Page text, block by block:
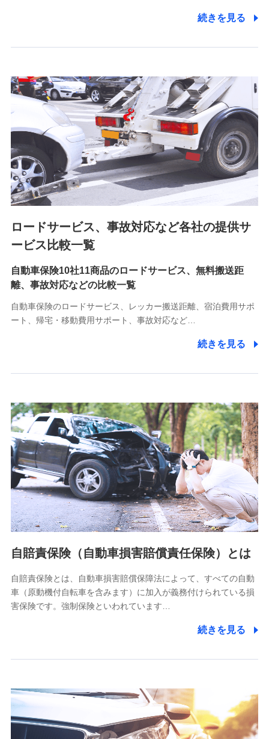
7.社員（従業者）の個人情報
人事･勤怠･健康・労務等の管理、給与支給、福利厚生・採用
退職関連処理等の各種手続きのため、当社と従業員または従
業員同士の連絡のため
8.取引先個人情報
取引先としての選定業務、営業情報の提供業務、契約締結手
続き業務、取引管理業務、およびこれらに準ずる業務の遂行
のため
9.お問い合わせ情報
各種お問い合わせに対応するため
10.受託業務の 個人情報
受託業務の遂行およびこれらに準ずる業務の遂行のため
11.マイカー通勤管理クラウド並びに法人向けASPサー
をお送りするため
分析するため
当社の対応品質向上やお問い合わせ内容の正確な把握のため
個人情報保護管理者の職名、連絡先
株式会社ドコモ・インシュアランス 営業部長
〒103-0013 東京都中央区日本橋人形町2-14-10 アーバン
ネット日本橋ビル 3F
株式会社ドコモ・インシュアランス
個人情報の第三者提供について
除き、第三者に提供いたしません。
業務の委託
当社は利用目的の達成に必要な範囲内において個人情報の取
【共同して利用される利用データの項目】
当社又は株式会社NTTドコモがサービス提供等を通じて取得
した、以下の情報などの個人データ
続きを見る
ロードサービス、事故対応など各社の提供サ
ービス比較一覧
自動車保険10社11商品のロードサービス、無料搬送距
離、事故対応などの比較一覧
自動車保険のロードサービス、レッカー搬送距離、宿泊費用サポ
ート、帰宅・移動費用サポート、事故対応など…
続きを見る
自賠責保険（自動車損害賠償責任保険）とは
自賠責保険とは、自動車損害賠償保障法によって、すべての自動
車（原動機付自転車を含みます）に加入が義務付けられている損
害保険です。強制保険といわれています…
続きを見る